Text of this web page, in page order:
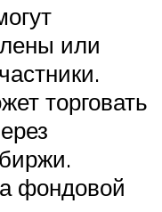
или
торговать
фондовой